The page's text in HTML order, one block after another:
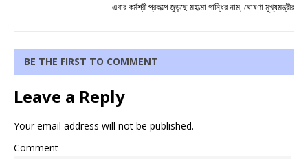
এবার কর্মশ্রী প্রকল্পে জুড়ছে মহাত্মা গান্ধির নাম, ঘোষণা মুখ্যমন্ত্রীর
BE THE FIRST TO COMMENT
Leave a Reply
Your email address will not be published.
Comment